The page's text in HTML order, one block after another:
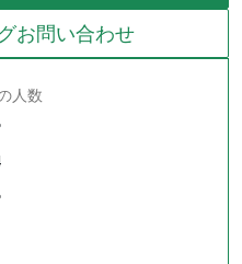
お問い合わせ
人数